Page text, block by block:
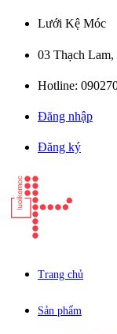
Lưới Kệ Móc
03 Thạch
Hotline:
Đăng nhập
Đăng ký
Trang chủ
Sản phẩm